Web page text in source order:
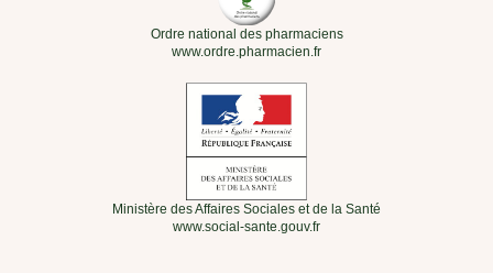
Ordre national des pharmaciens
www.ordre.pharmacien.fr
Ministère des Affaires Sociales et de la Santé
www.social-sante.gouv.fr